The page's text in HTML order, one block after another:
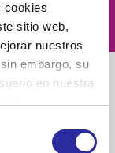
cookies
sitio web,
nuestros
embargo, su
en nuestra
Política de